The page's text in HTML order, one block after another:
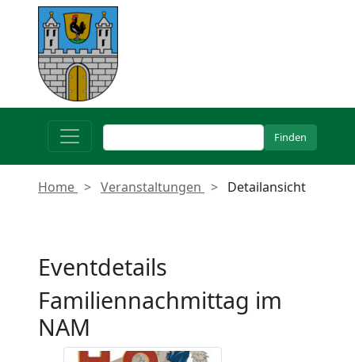
Home Veranstaltungen Detailansicht
Eventdetails
Familiennachmittag im
NAM